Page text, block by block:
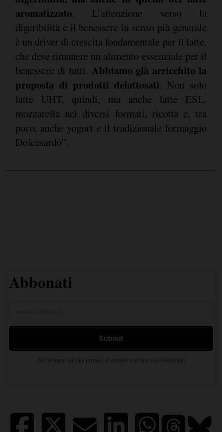
aromatizzato. L’attenzione verso la
digeribilità e il benessere in senso più generale
è un driver di crescita fondamentale per il latte,
che deve rimanere un alimento essenziale per il
benessere di tutti. Abbiamo già arricchito la
proposta di prodotti delattosati. Non solo
latte UHT, quindi, ma anche latte ESL,
mozzarella nei diversi formati, ricotta e, tra
poco, anche yogurt e il tradizionale formaggio
Dolcesardo”.